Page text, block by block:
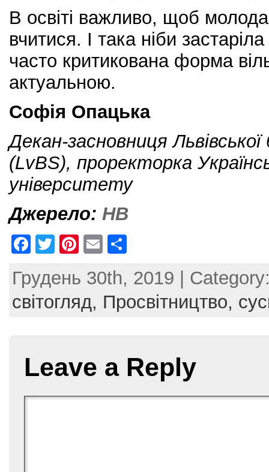
В освіті важливо, щоб
вчитися. І така ніби
часто критикована форма
актуальною.
Софія Опацька
Декан-засновниця
(LvBS), проректорка
університету
Джерело: НВ
F
c
e
o
k
T
itt
er
Pi
er
e
E
ai
l
ar
e
Грудень 30th, 2019 |
світогляд, Просвітництво,
Leave a Reply